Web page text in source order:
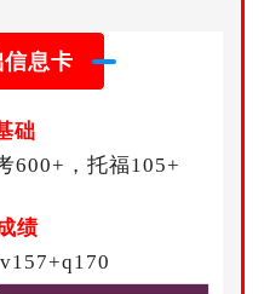
息卡
础
600+，托福105+
绩